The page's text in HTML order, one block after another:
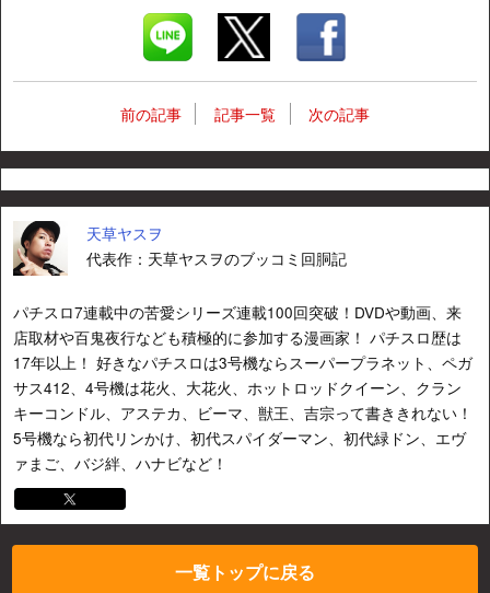
前の記事 記事一覧 次の記事
天草ヤスヲ
代表作：天草ヤスヲのブッコミ回胴記
パチスロ7連載中の苦愛シリーズ連載100回突破！DVDや動画、来
店取材や百鬼夜行なども積極的に参加する漫画家！ パチスロ歴は
17年以上！ 好きなパチスロは3号機ならスーパープラネット、ペガ
サス412、4号機は花火、大花火、ホットロッドクイーン、クラン
キーコンドル、アステカ、ビーマ、獣王、吉宗って書ききれない！
5号機なら初代リンかけ、初代スパイダーマン、初代緑ドン、エヴ
ァまご、バジ絆、ハナビなど！
一覧トップに戻る